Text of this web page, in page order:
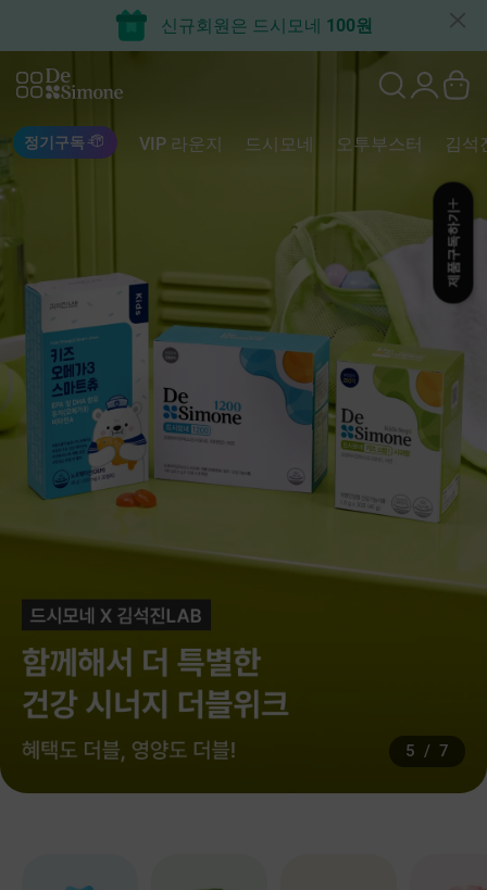
신규회원은 드시모네 100원
정기구독 VIP 라운지 드시모네 오투부스터 김석
메인 배너
5 /7
제품구독하기